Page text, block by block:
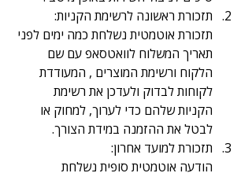
תזכורת ראשונה לרשימת הקניות:
תזכורת אוטמטית נשלחת כמה ימים לפני
תאריך המשלוח לוואטסאפ עם שם
הלקוח ורשימת המוצרים , המעודדת
לקוחות לבדוק ולעדכן את רשימת
הקניות שלהם כדי לערוך, למחוק או
לבטל את ההזמנה במידת הצורך.
תזכורת למועד אחרון:
הודעה אוטמטית סופית נשלחת